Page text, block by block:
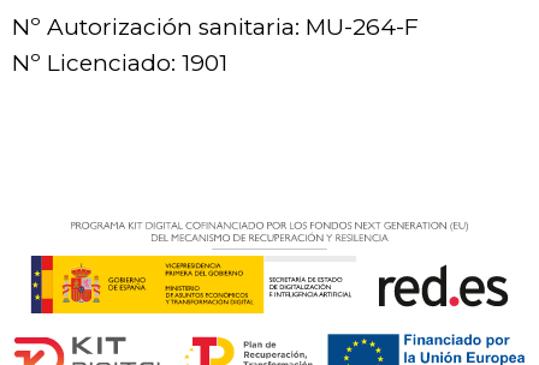
Nº Autorización sanitaria: MU-264-F
Nº Licenciado: 1901